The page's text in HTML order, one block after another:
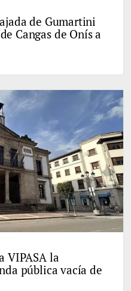
de Gumartini
Cangas de Onís a
VIPASA la
pública vacía de